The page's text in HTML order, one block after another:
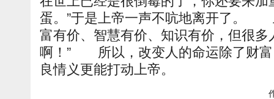
蛋。”于是上帝一声不吭地离开了。
富有价、智慧有价、知识有价，但很
啊！” 所以，改变人的命运除了财富
良情义更能打动上帝。